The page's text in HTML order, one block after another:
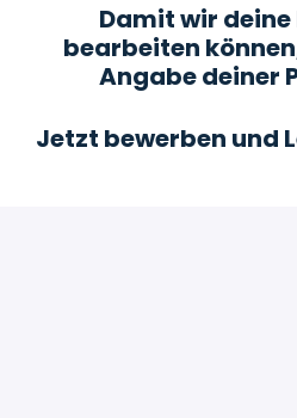
Damit wir
bearbeiten
Angabe deiner
Jetzt bewerben und